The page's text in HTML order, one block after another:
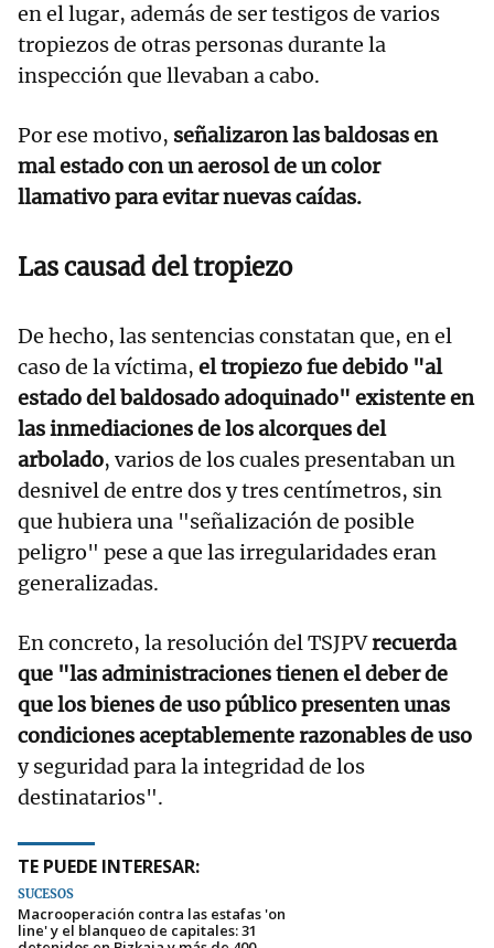
en el lugar, además de ser testigos de varios
tropiezos de otras personas durante la
inspección que llevaban a cabo.
Por ese motivo, señalizaron las baldosas en
mal estado con un aerosol de un color
llamativo para evitar nuevas caídas.
Las causad del tropiezo
De hecho, las sentencias constatan que, en el
caso de la víctima, el tropiezo fue debido "al
estado del baldosado adoquinado" existente en
las inmediaciones de los alcorques del
arbolado, varios de los cuales presentaban un
desnivel de entre dos y tres centímetros, sin
que hubiera una "señalización de posible
peligro" pese a que las irregularidades eran
generalizadas.
En concreto, la resolución del TSJPVrecuerda
que "las administraciones tienen el deber de
que los bienes de uso público presenten unas
condiciones aceptablemente razonables de uso
y seguridad para la integridad de los
destinatarios".
TE PUEDE INTERESAR:
SUCESOS
Macrooperación contra las estafas 'on
line' y el blanqueo de capitales: 31